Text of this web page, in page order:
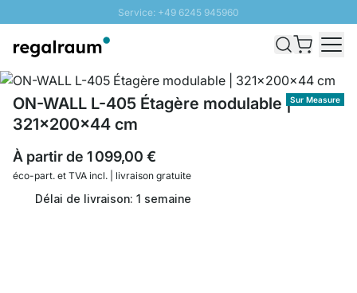
Service: +49 6245 945960
Livraison rapide - Livraison gratuite dès 100€
PROMO SOLEIL: Jusqu'à 20% de remise
Sur Measure
ON-WALL L-405 Étagère modulable |
321x200x44 cm
À partir de 1 099,00 €
éco-part. et TVA incl. | livraison gratuite
Délai de livraison: 1 semaine